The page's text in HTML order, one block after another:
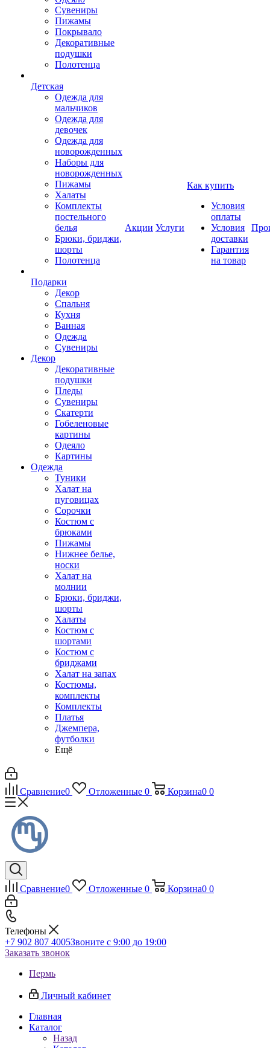
Сувениры
Пижамы
Покрывало
Декоративные
подушки
Полотенца
Детская
Одежда для
мальчиков
Одежда для
девочек
Одежда для
новорожденных
Наборы для
новорожденных
Пижамы
Халаты
Комплекты
постельного
белья
Брюки, бриджи,
шорты
Полотенца
Подарки
Декор
Спальня
Кухня
Ванная
Одежда
Сувениры
Декор
Декоративные
подушки
Пледы
Сувениры
Скатерти
Гобеленовые
картины
Одеяло
Картины
Одежда
Туники
Халат на
пуговицах
Сорочки
Костюм с
брюками
Пижамы
Нижнее белье,
носки
Халат на
молнии
Брюки, бриджи,
шорты
Халаты
Костюм с
шортами
Костюм с
бриджами
Халат на запах
Костюмы,
комплекты
Комплекты
Платья
Джемпера,
футболки
Ещё
Акции Услуги
Как купить
Условия
оплаты
Условия
доставки
Гарантия
на товар
Сравнение0 Отложенные 0 Корзина0 0
Сравнение0 Отложенные 0 Корзина0 0
Телефоны
+7 902 807 4005Звоните с 9:00 до 19:00
Заказать звонок
Пермь
Личный кабинет
Главная
Каталог
Назад